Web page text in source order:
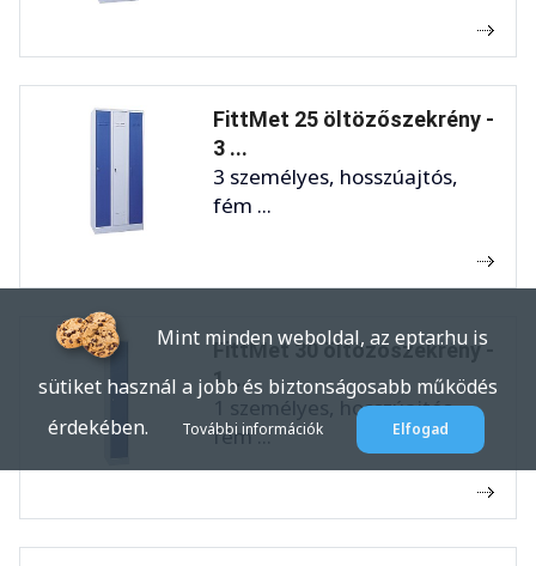
FittMet 25 öltözőszekrény -
3 ...
3 személyes, hosszúajtós,
fém ...
FittMet 30 öltözőszekrény -
1 ...
1 személyes, hosszúajtós,
fém ...
Mint minden weboldal, az eptar.hu is
sütiket használ a jobb és biztonságosabb működés
érdekében.
További információk Elfogad